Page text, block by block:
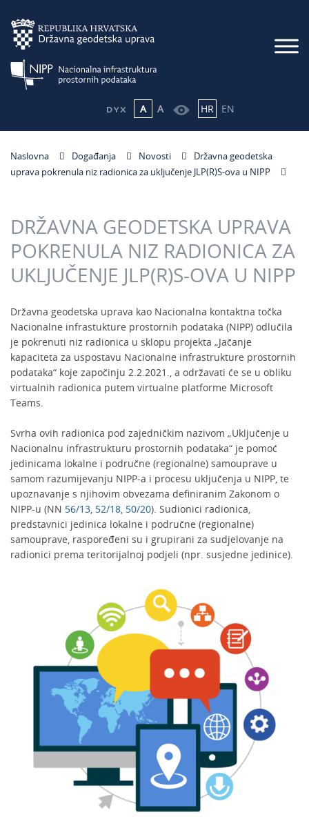
A A HR EN
Naslovna Događanja Novosti
Državna geodetska
uprava pokrenula niz radionica za uključenje JLP(R)S-ova u NIPP
DRŽAVNA GEODETSKA UPRAVA
POKRENULA NIZ RADIONICA ZA
UKLJUČENJE JLP(R)S-OVA U NIPP
Državna geodetska uprava kao Nacionalna kontaktna točka
Nacionalne infrastukture prostornih podataka (NIPP) odlučila
je pokrenuti niz radionica u sklopu projekta „Jačanje
kapaciteta za uspostavu Nacionalne infrastrukture prostornih
podataka“ koje započinju 2.2.2021., a održavati će se u obliku
virtualnih radionica putem virtualne platforme Microsoft
Teams.
Svrha ovih radionica pod zajedničkim nazivom „Uključenje u
Nacionalnu infrastrukturu prostornih podataka“ je pomoć
jedinicama lokalne i područne (regionalne) samouprave u
samom razumijevanju NIPP-a i procesu uključenja u NIPP, te
upoznavanje s njihovim obvezama definiranim Zakonom o
NIPP-u (NN 56/13, 52/18, 50/20). Sudionici radionica,
predstavnici jedinica lokalne i područne (regionalne)
samouprave, raspoređeni su i grupirani za sudjelovanje na
radionici prema teritorijalnoj podjeli (npr. susjedne jedinice).